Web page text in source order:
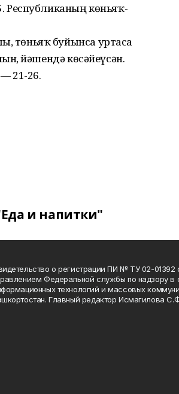
Республиканың көньяҡ-
төньяҡ буйынса уртаса
йәшендә көсәйеүсән.
21-26.
и напитки"
о регистрации ПИ № ТУ 02-01392
Федеральной службы по надзору в
технологий и массовых
Главный редактор Исмагилова